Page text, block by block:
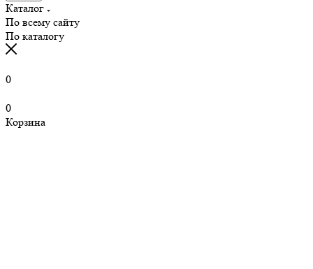
Каталог
По всему сайту
По каталогу
0
0
Корзина